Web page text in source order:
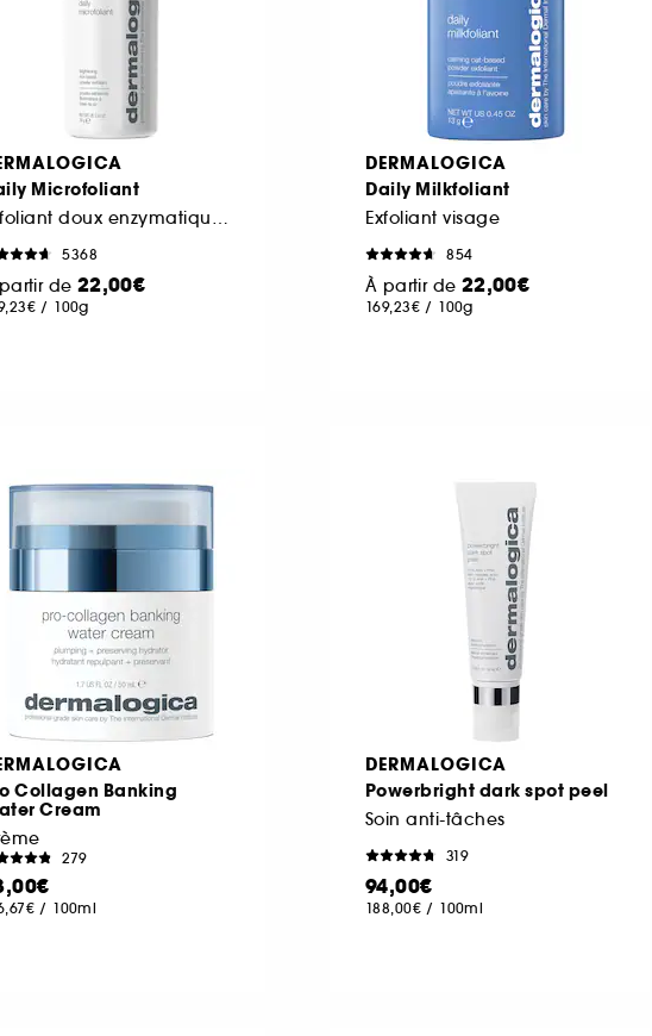
Microfoliant
Exfoliant doux enzymatique et mécanique
5368
de 22,00€
/ 100g
DERMALOGICA
Daily Milkfoliant
Exfoliant visage
854
À partir de 22,00€
169,23€ / 100g
Collagen Banking
Cream
279
/ 100ml
DERMALOGICA
Powerbright dark spot peel
Soin anti-tâches
319
94,00€
188,00€ / 100ml